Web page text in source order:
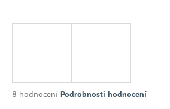
Průměrné
8 hodnocení Podrobnosti hodnocení
?